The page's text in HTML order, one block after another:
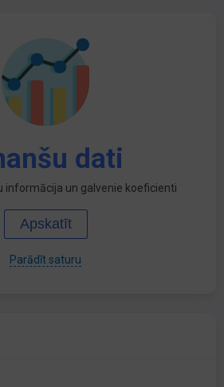
dati
informācija un galvenie koeficienti
Apskatīt
Parādīt saturu